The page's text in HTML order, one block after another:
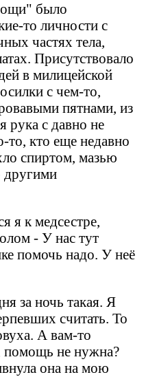
было
то личности с
частях тела,
Присутствовало
в милицейской
с чем-то,
пятнами, из
рука с давно не
то, кто еще недавно
спиртом, мазью
другими
я к медсестре,
- У нас тут
помочь надо. У неё
за ночь такая. Я
считать. То
А вам-то
помощь не нужна?
она на мою